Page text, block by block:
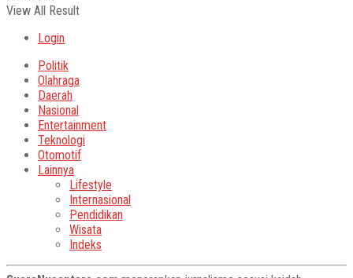
View All Result
Login
Politik
Olahraga
Daerah
Nasional
Entertainment
Teknologi
Otomotif
Lainnya
Lifestyle
Internasional
Pendidikan
Wisata
Indeks